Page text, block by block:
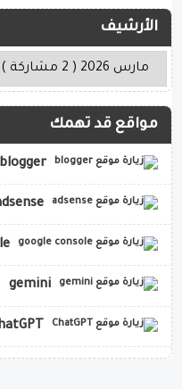
الأرشيف
مواقع قد تهمك
blogger